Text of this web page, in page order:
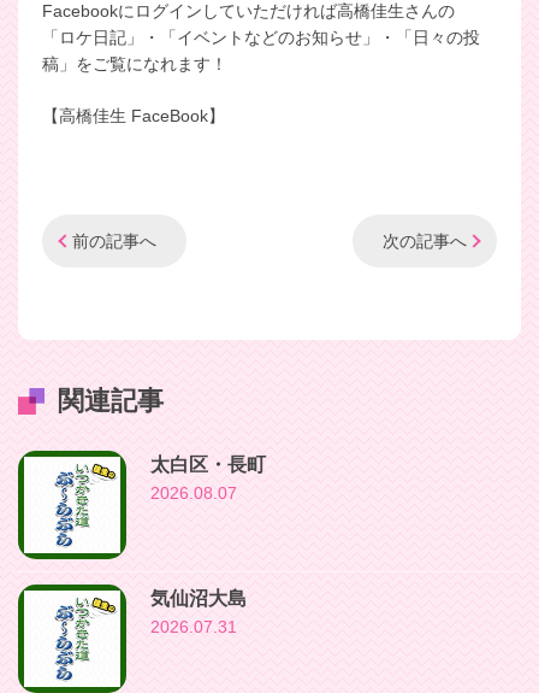
Facebookにログインしていただければ高橋佳生さんの
「ロケ日記」・「イベントなどのお知らせ」・「日々の投
稿」をご覧になれます！
【高橋佳生 FaceBook】
前の記事へ 次の記事へ
関連記事
太白区・長町
2026.08.07
気仙沼大島
2026.07.31